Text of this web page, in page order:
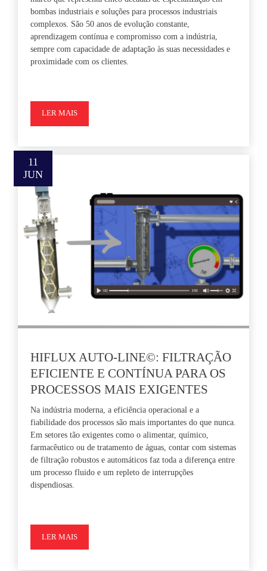
bombas industriais e soluções para processos industriais
complexos. São 50 anos de evolução constante,
aprendizagem contínua e compromisso com a indústria,
sempre com capacidade de adaptação às suas necessidades e
proximidade com os clientes.
LER MAIS
11
JUN
HIFLUX AUTO-LINE©: FILTRAÇÃO
EFICIENTE E CONTÍNUA PARA OS
PROCESSOS MAIS EXIGENTES
Na indústria moderna, a eficiência operacional e a
fiabilidade dos processos são mais importantes do que nunca.
Em setores tão exigentes como o alimentar, químico,
farmacêutico ou de tratamento de águas, contar com sistemas
de filtração robustos e automáticos faz toda a diferença entre
um processo fluido e um repleto de interrupções
dispendiosas.
LER MAIS